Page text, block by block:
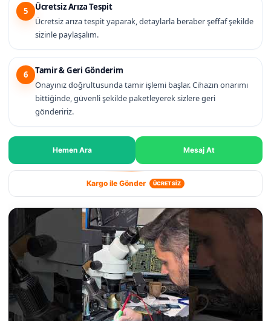
5
Ücretsiz Arıza Tespit
Ücretsiz arıza tespit yaparak, detaylarla beraber şeffaf şekilde
sizinle paylaşalım.
6
Tamir & Geri Gönderim
Onayınız doğrultusunda tamir işlemi başlar. Cihazın onarımı
bittiğinde, güvenli şekilde paketleyerek sizlere geri
göndeririz.
Hemen Ara Mesaj At
Kargo ile Gönder ÜCRETSİZ